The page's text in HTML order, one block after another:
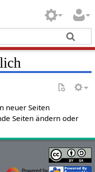
neuer Seiten
Seiten ändern oder